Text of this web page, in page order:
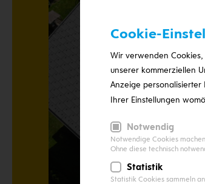
Cookie-
Wir verwenden
unserer kommerziellen
Anzeige personalisierter
Ihrer Einstellungen
Notwendig
Notwendige Cookies
Ohne diese technisch
Statistik
Statistik Cookies sammeln